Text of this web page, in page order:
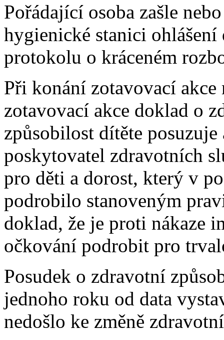
Pořádající osoba zašle
hygienické stanici
protokolu o kráceném
Při konání zotavovací
zotavovací akce doklad o
způsobilost dítěte
poskytovatel zdravotních
pro děti a dorost, který v
podrobilo stanoveným
doklad, že je proti nákaze
očkování podrobit pro
Posudek o zdravotní
jednoho roku od data
nedošlo ke změně